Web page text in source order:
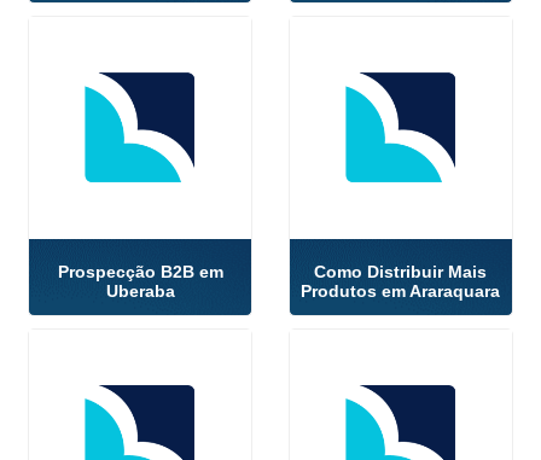
Prospecção B2B em
Uberaba
Como Distribuir Mais
Produtos em Araraquara